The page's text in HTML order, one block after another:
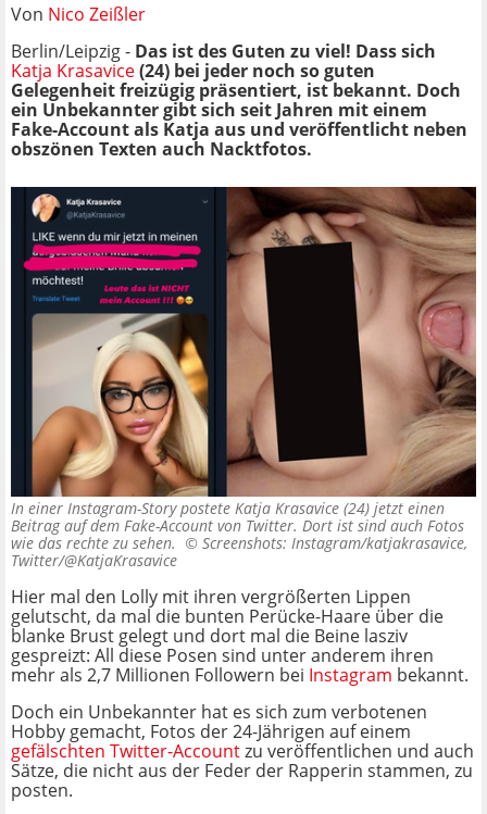
Von Nico Zeißler
Berlin/Leipzig - Das ist des Guten zu viel! Dass sich
Katja Krasavice(24) bei jeder noch so guten
Gelegenheit freizügig präsentiert, ist bekannt. Doch
ein Unbekannter gibt sich seit Jahren mit einem
Fake-Account als Katja aus und veröffentlicht neben
obszönen Texten auch Nacktfotos.
In einer Instagram-Story postete Katja Krasavice (24) jetzt einen
Beitrag auf dem Fake-Account von Twitter. Dort ist sind auch Fotos
wie das rechte zu sehen. © Screenshots: Instagram/katjakrasavice,
Twitter/@KatjaKrasavice
Hier mal den Lolly mit ihren vergrößerten Lippen
gelutscht, da mal die bunten Perücke-Haare über die
blanke Brust gelegt und dort mal die Beine lasziv
gespreizt: All diese Posen sind unter anderem ihren
mehr als 2,7 Millionen Followern bei Instagram bekannt.
Doch ein Unbekannter hat es sich zum verbotenen
Hobby gemacht, Fotos der 24-Jährigen auf einem
gefälschten Twitter-Accountzu veröffentlichen und auch
Sätze, die nicht aus der Feder der Rapperin stammen, zu
posten.